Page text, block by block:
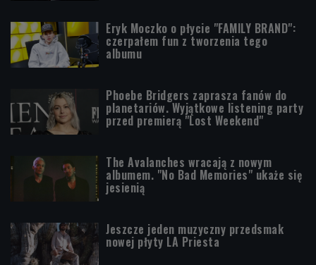
Eryk Moczko o płycie "FAMILY BRAND":
czerpałem fun z tworzenia tego
albumu
Phoebe Bridgers zaprasza fanów do
planetariów. Wyjątkowe listening party
przed premierą "Lost Weekend"
The Avalanches wracają z nowym
albumem. "No Bad Memories" ukaże się
jesienią
Jeszcze jeden muzyczny przedsmak
nowej płyty LA Priesta